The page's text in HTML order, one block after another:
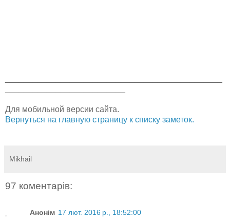
Для мобильной версии сайта.
Вернуться на главную страницу к списку заметок.
Mikhail
97 коментарів:
Анонім 17 лют. 2016 р., 18:52:00